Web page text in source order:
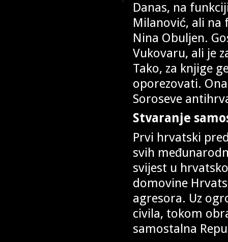
Danas, na
Milanović, ali na
Nina Obuljen.
Vukovaru, ali je
Tako, za knjige
oporezovati.
Soroseve
Stvaranje
Prvi hrvatski
svih
svijest u
domovine
agresora. Uz
civila, tokom
samostalna